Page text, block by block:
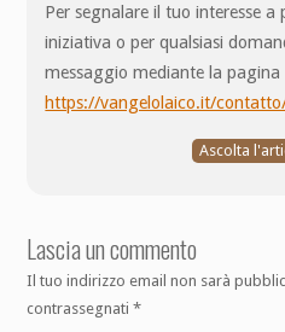
Per segnalare il tuo interesse a
iniziativa o per qualsiasi
messaggio mediante la pagina
https://vangelolaico.it/
Ascolta
Lascia un commento
Il tuo indirizzo email non sarà
contrassegnati*